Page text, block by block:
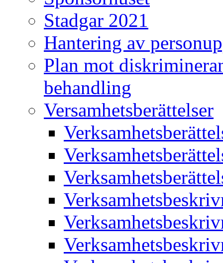
Stadgar 2021
Hantering av
Plan mot
behandling
Versamhetsberättelser